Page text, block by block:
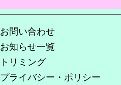
お問い合わせ
お知らせ一覧
トリミング
プライバシー・ポリシー